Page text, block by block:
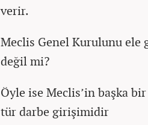
verir.
Meclis Genel Kurulunu ele
değil mi?
Öyle ise Meclis’in başka
tür darbe girişimidir